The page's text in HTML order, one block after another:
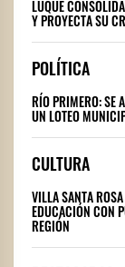
LUQUE
Y PROYECTA SU
POLÍTICA
RÍO PRIMERO: SE
UN LOTEO
CULTURA
VILLA SANTA
EDUCACIÓN CON
REGIÓN